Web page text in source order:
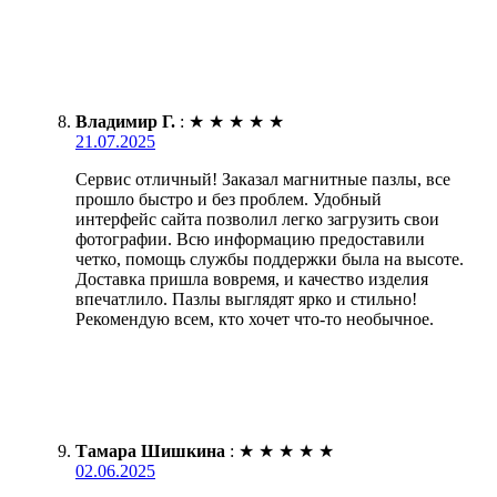
Владимир Г. : ★ ★ ★ ★ ★
21.07.2025
Сервис отличный! Заказал магнитные пазлы, все
прошло быстро и без проблем. Удобный
интерфейс сайта позволил легко загрузить свои
фотографии. Всю информацию предоставили
четко, помощь службы поддержки была на высоте.
Доставка пришла вовремя, и качество изделия
впечатлило. Пазлы выглядят ярко и стильно!
Рекомендую всем, кто хочет что-то необычное.
Тамара Шишкина : ★ ★ ★ ★ ★
02.06.2025